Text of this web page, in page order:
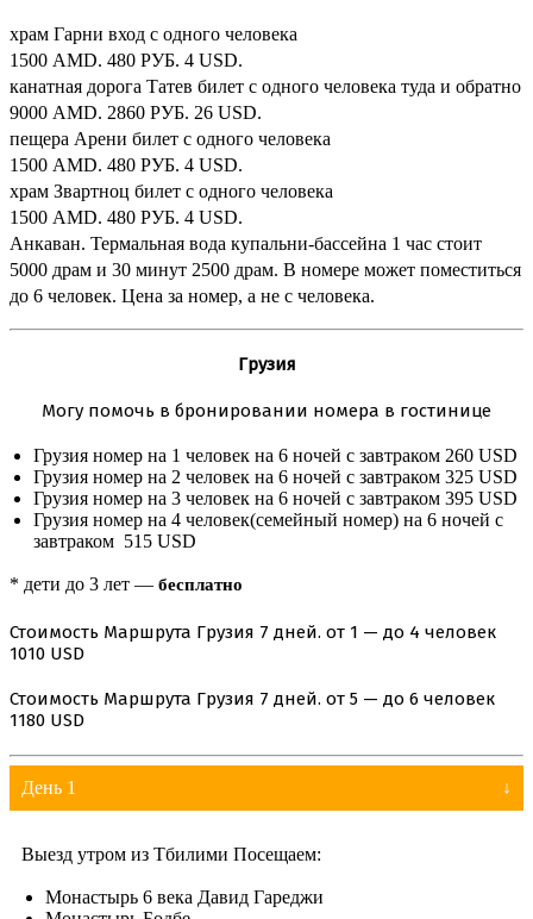
храм Гарни вход с одного человека
1500 AMD. 480 РУБ. 4 USD.
канатная дорога Татев билет с одного человека туда и обратно
9000 AMD. 2860 РУБ. 26 USD.
пещера Арени билет с одного человека
1500 AMD. 480 РУБ. 4 USD.
храм Звартноц билет с одного человека
1500 AMD. 480 РУБ. 4 USD.
Анкаван. Термальная вода купальни-бассейна 1 час стоит
5000 драм и 30 минут 2500 драм. В номере может поместиться
до 6 человек. Цена за номер, а не с человека.
Грузия
Могу помочь в бронировании номера в гостинице
Грузия номер на 1 человек на 6 ночей с завтраком 260 USD
Грузия номер на 2 человек на 6 ночей с завтраком 325 USD
Грузия номер на 3 человек на 6 ночей с завтраком 395 USD
Грузия номер на 4 человек(семейный номер) на 6 ночей с
завтраком 515 USD
* дети до 3 лет — бесплатно
Стоимость Маршрута Грузия 7 дней. от 1 — до 4 человек
1010 USD
Стоимость Маршрута Грузия 7 дней. от 5 — до 6 человек
1180 USD
День 1
Выезд утром из Тбилими Посещаем:
Монастырь 6 века Давид Гареджи